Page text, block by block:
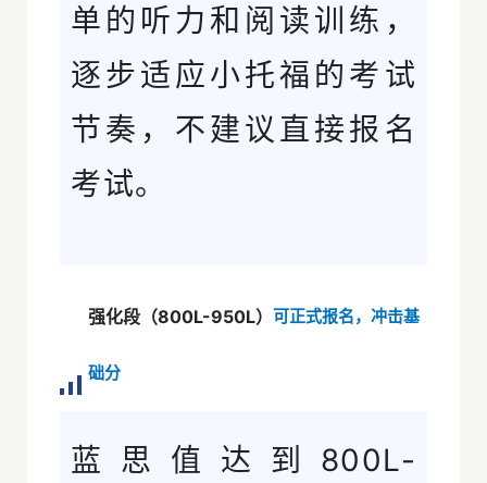
单的听力和阅读训练，
逐步适应小托福的考试
节奏，不建议直接报名
考试。
强化段（800L-950L） 可正式报名，冲击基
础分
蓝思值达到800L-